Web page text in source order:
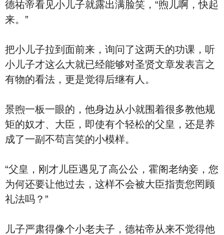
德祐帝看见小儿子就露出满脸笑，“煦儿啊，快起
来。”
把小儿子拉到面前来，询问了这两天的功课，听
小儿子才这么大就已经能够对圣贤文章发表言之
有物的看法，更是觉得后继有人。
景煦一板一眼的，他身边从小就围着很多教他规
矩的奴才、大臣，即使有个轻松的父皇，还是养
成了一副不苟言笑的小模样。
“父皇，刚才儿臣遇见了高公公，霍阁老纳妾，您
为何还要让他过去，这样不会被大臣指责您罔顾
礼法吗？”
儿子严肃得像个小老夫子，德祐帝从来不觉得他